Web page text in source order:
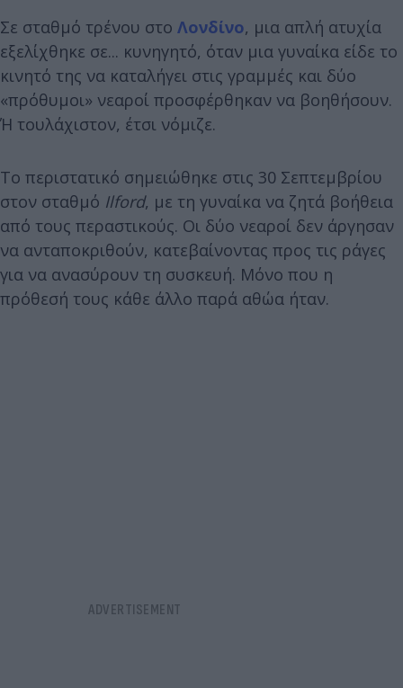
Σε σταθμό τρένου στο Λονδίνο, μια απλή ατυχία
εξελίχθηκε σε... κυνηγητό, όταν μια γυναίκα είδε το
κινητό της να καταλήγει στις γραμμές και δύο
«πρόθυμοι» νεαροί προσφέρθηκαν να βοηθήσουν.
Ή τουλάχιστον, έτσι νόμιζε.
Το περιστατικό σημειώθηκε στις 30 Σεπτεμβρίου
στον σταθμό Ilford, με τη γυναίκα να ζητά βοήθεια
από τους περαστικούς. Οι δύο νεαροί δεν άργησαν
να ανταποκριθούν, κατεβαίνοντας προς τις ράγες
για να ανασύρουν τη συσκευή. Μόνο που η
πρόθεσή τους κάθε άλλο παρά αθώα ήταν.